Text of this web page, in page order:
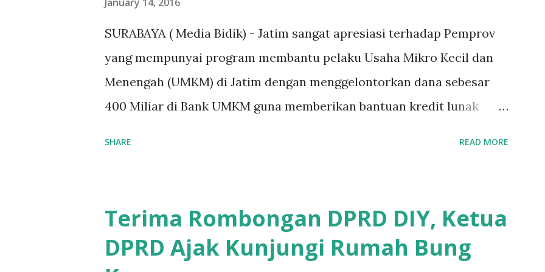
kelas XI saat diwawancarai. "Benar, bilangnya wajib Rp 1,5 juta dan
waktu terakh...
SURABAYA ( Media Bidik) - Jatim sangat apresiasi terhadap Pemprov
yang mempunyai program membantu pelaku Usaha Mikro Kecil dan
Menengah (UMKM) di Jatim dengan menggelontorkan dana sebesar
400 Miliar di Bank UMKM guna memberikan bantuan kredit lunak
dana pinjaman lunak untuk mereka. " Ketika saya menjalankan Reses
di Blitar,Kediri dan Tulungagung , banyak masyarakat sana tak
SHARE READ MORE
Terima Rombongan DPRD DIY, Ketua
DPRD Ajak Kunjungi Rumah Bung